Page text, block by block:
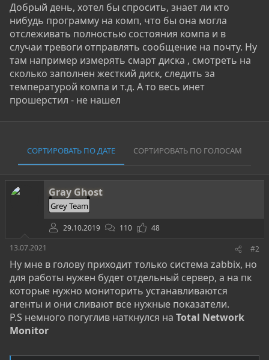
Добрый день, хотел бы спросить, знает ли кто
нибудь программу на комп, что бы она могла
отслеживать полностью состояния компа и в
случаи тревоги отправлять сообщение на почту. Ну
там например измерять смарт диска , смотреть на
сколько заполнен жесткий диск, следить за
температурой компа и т.д. А то весь инет
прошерстил - не нашел
СОРТИРОВАТЬ ПО ДАТЕ СОРТИРОВАТЬ ПО ГОЛОСАМ
Gray Ghost
Grey Team
29.10.2019 110
48
13.07.2021
#2
Ну мне в голову приходит только система zabbix, но
для работы нужен будет отдельный сервер, а на пк
которые нужно мониторить устанавливаются
агенты и они сливают все нужные показатели.
P.S немного погуглив наткнулся на Total Network
Monitor